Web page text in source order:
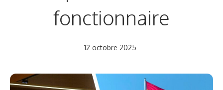
fonctionnaire
12 octobre 2025